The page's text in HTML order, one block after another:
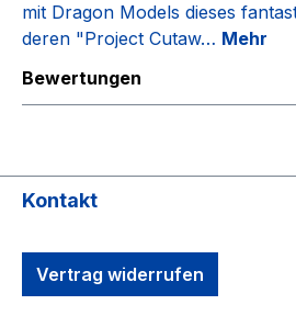
mit Dragon Models dieses
deren "Project Cutaw… Mehr
Bewertungen
Kontakt
Vertrag widerrufen